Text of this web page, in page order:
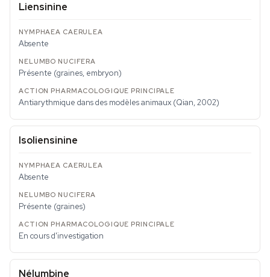
Liensinine
Absente
Présente (graines, embryon)
Antiarythmique dans des modèles animaux (Qian, 2002)
Isoliensinine
Absente
Présente (graines)
En cours d'investigation
Nélumbine